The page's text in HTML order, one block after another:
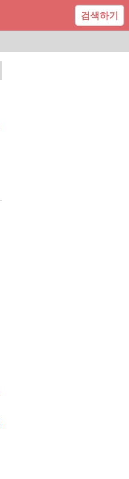
검색하기